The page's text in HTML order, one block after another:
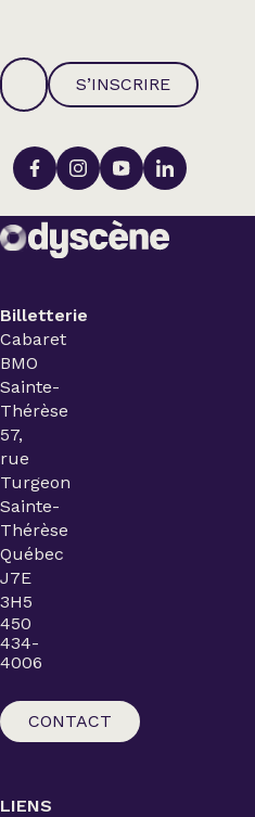
S’INSCRIRE
Billetterie
Cabaret
BMO
Sainte-
Thérèse
57,
rue
Turgeon
Sainte-
Thérèse
Québec
J7E
3H5
450
434-
4006
CONTACT
LIENS